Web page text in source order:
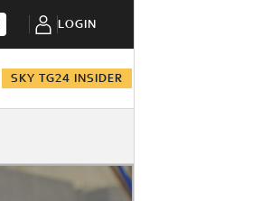
LOGIN
SKY TG24 INSIDER